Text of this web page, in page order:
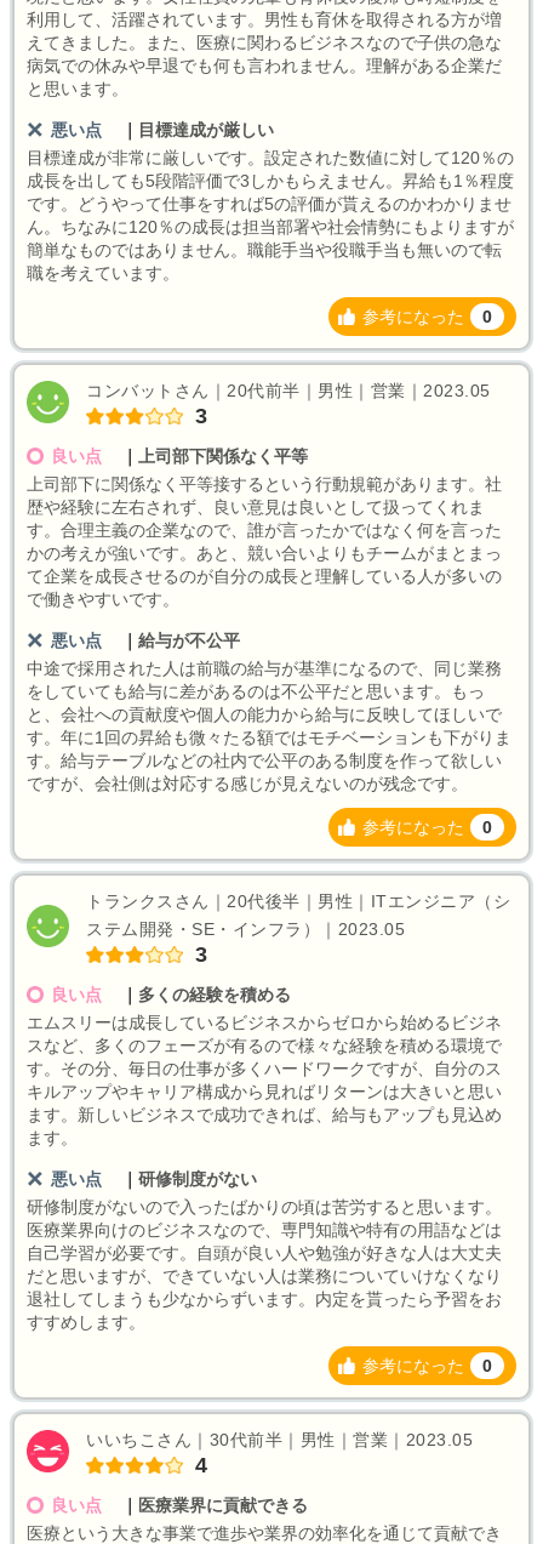
利用して、活躍されています。男性も育休を取得される方が増
えてきました。また、医療に関わるビジネスなので子供の急な
病気での休みや早退でも何も言われません。理解がある企業だ
と思います。
悪い点
目標達成が厳しい
目標達成が非常に厳しいです。設定された数値に対して120％の
成長を出しても5段階評価で3しかもらえません。昇給も1％程度
です。どうやって仕事をすれば5の評価が貰えるのかわかりませ
ん。ちなみに120％の成長は担当部署や社会情勢にもよりますが
簡単なものではありません。職能手当や役職手当も無いので転
職を考えています。
参考になった 0
コンバットさん｜20代前半｜男性｜営業｜2023.05
3
良い点
上司部下関係なく平等
上司部下に関係なく平等接するという行動規範があります。社
歴や経験に左右されず、良い意見は良いとして扱ってくれま
す。合理主義の企業なので、誰が言ったかではなく何を言った
かの考えが強いです。あと、競い合いよりもチームがまとまっ
て企業を成長させるのが自分の成長と理解している人が多いの
で働きやすいです。
悪い点
給与が不公平
中途で採用された人は前職の給与が基準になるので、同じ業務
をしていても給与に差があるのは不公平だと思います。もっ
と、会社への貢献度や個人の能力から給与に反映してほしいで
す。年に1回の昇給も微々たる額ではモチベーションも下がりま
す。給与テーブルなどの社内で公平のある制度を作って欲しい
ですが、会社側は対応する感じが見えないのが残念です。
参考になった 0
トランクスさん｜20代後半｜男性｜ITエンジニア（シ
ステム開発・SE・インフラ）｜2023.05
3
良い点
多くの経験を積める
エムスリーは成長しているビジネスからゼロから始めるビジネ
スなど、多くのフェーズが有るので様々な経験を積める環境で
す。その分、毎日の仕事が多くハードワークですが、自分のス
キルアップやキャリア構成から見ればリターンは大きいと思い
ます。新しいビジネスで成功できれば、給与もアップも見込め
ます。
悪い点
研修制度がない
研修制度がないので入ったばかりの頃は苦労すると思います。
医療業界向けのビジネスなので、専門知識や特有の用語などは
自己学習が必要です。自頭が良い人や勉強が好きな人は大丈夫
だと思いますが、できていない人は業務についていけなくなり
退社してしまうも少なからずいます。内定を貰ったら予習をお
すすめします。
参考になった 0
いいちこさん｜30代前半｜男性｜営業｜2023.05
4
良い点
医療業界に貢献できる
医療という大きな事業で進歩や業界の効率化を通じて貢献でき